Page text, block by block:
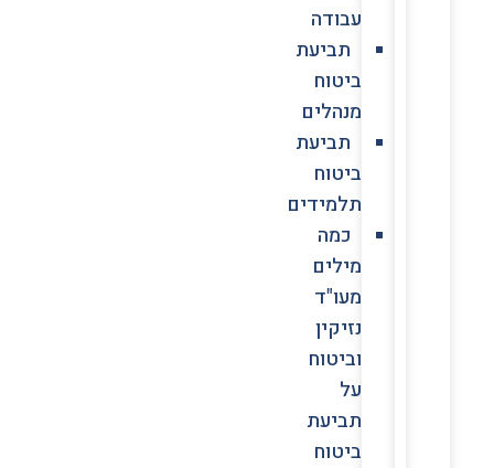
עבודה
תביעת
ביטוח
מנהלים
תביעת
ביטוח
תלמידים
כמה
מילים
מעו"ד
נזיקין
וביטוח
על
תביעת
ביטוח